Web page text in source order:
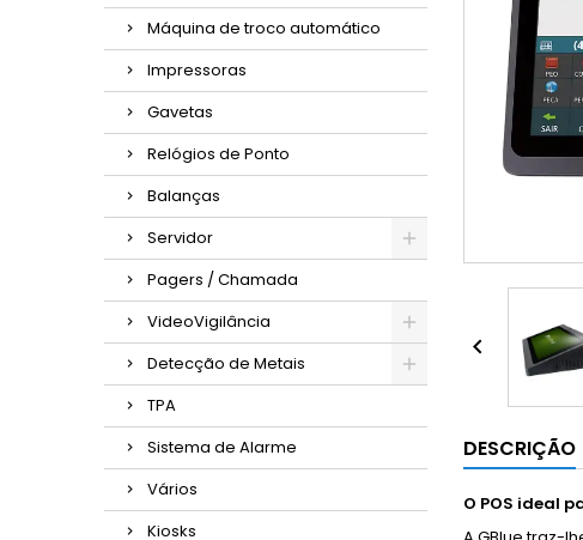
Máquina de troco automático
Impressoras
Gavetas
Relógios de Ponto
Balanças
Servidor
Pagers / Chamada
VideoVigilância
Detecção de Metais
TPA
Sistema de Alarme
Vários
Kiosks

DESCRIÇÃO
O POS ideal